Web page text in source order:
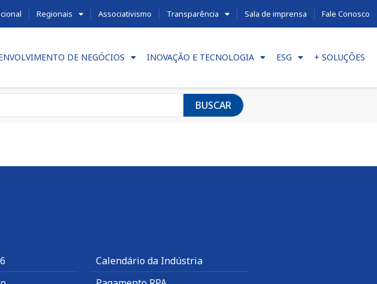
Regionais Associativismo Transparência Sala de imprensa Fale Conosco
DE NEGÓCIOS INOVAÇÃO E TECNOLOGIA ESG + SOLUÇÕES
BUSCAR
Calendário da Indústria